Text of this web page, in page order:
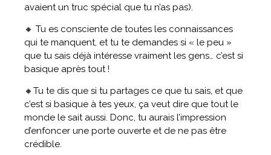
avaient un truc spécial que tu n’as pas).
🔸 Tu es consciente de toutes les connaissances
qui te manquent, et tu te demandes si « le peu »
que tu sais déjà intéresse vraiment les gens… c’est si
basique après tout !
🔸Tu te dis que si tu partages ce que tu sais, et que
c’est si basique à tes yeux, ça veut dire que tout le
monde le sait aussi. Donc, tu aurais l’impression
d’enfoncer une porte ouverte et de ne pas être
crédible.